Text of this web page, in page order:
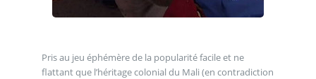
Pris au jeu éphémère de la popularité facile et ne
flattant que l’héritage colonial du Mali (en contradiction